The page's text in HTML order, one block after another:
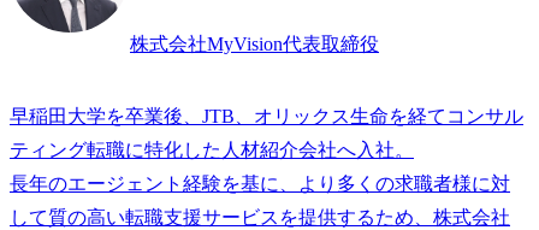
株式会社MyVision代表取締役
早稲田大学を卒業後、JTB、オリックス生命を経てコンサル
ティング転職に特化した人材紹介会社へ入社。
長年のエージェント経験を基に、より多くの求職者様に対
して質の高い転職支援サービスを提供するため、株式会社